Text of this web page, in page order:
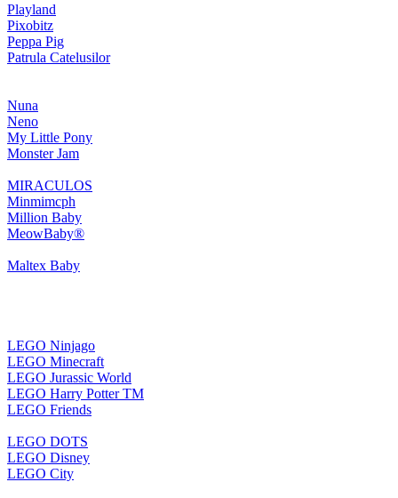
Playland
Pixobitz
Peppa Pig
Patrula Catelusilor
Nuna
Neno
My Little Pony
Monster Jam
MIRACULOS
Minmimcph
Million Baby
MeowBaby®
Maltex Baby
LEGO Ninjago
LEGO Minecraft
LEGO Jurassic World
LEGO Harry Potter TM
LEGO Friends
LEGO DOTS
LEGO Disney
LEGO City